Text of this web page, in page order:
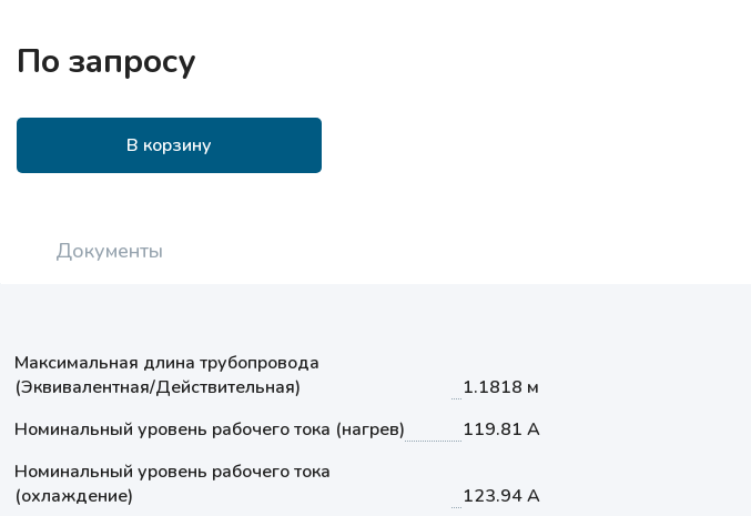
По запросу
В корзину
Документы
Максимальная длина трубопровода
(Эквивалентная/Действительная)
1.1818 м
Номинальный уровень рабочего тока (нагрев)
119.81 А
Номинальный уровень рабочего тока
(охлаждение)
123.94 А